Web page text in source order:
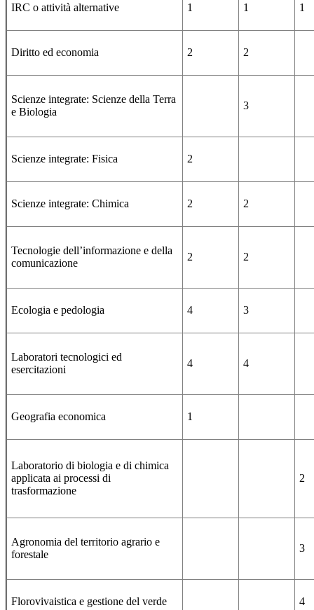
IRC o attività alternative 1 1 1
Diritto ed economia 2 2
Scienze integrate: Scienze della Terra
e Biologia
3
Scienze integrate: Fisica 2
Scienze integrate: Chimica 2 2
Tecnologie dell’informazione e della
comunicazione
2 2
Ecologia e pedologia 4 3
Laboratori tecnologici ed
esercitazioni
4 4
Geografia economica 1
Laboratorio di biologia e di chimica
applicata ai processi di
trasformazione
2
Agronomia del territorio agrario e
forestale
3
Florovivaistica e gestione del verde 4